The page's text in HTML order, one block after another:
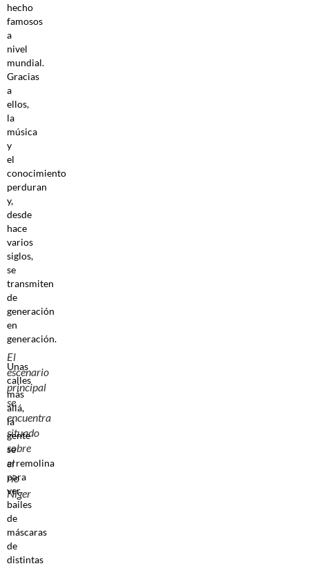
hecho
famosos
a
nivel
mundial.
Gracias
a
ellos,
la
música
y
el
conocimiento
perduran
y,
desde
hace
varios
siglos,
se
transmiten
de
generación
en
generación.
El
escenario
principal
se
encuentra
situado
sobre
el
río
Níger
Unas
calles
más
allá,
la
gente
se
arremolina
para
ver
bailes
de
máscaras
de
distintas